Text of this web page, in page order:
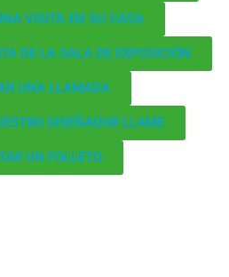
VISITA EN SU CASA
DE LA SALA DE EXPOSICIÓN
UNA LLAMADA
DISEÑADOR LLAME
UN FOLLETO